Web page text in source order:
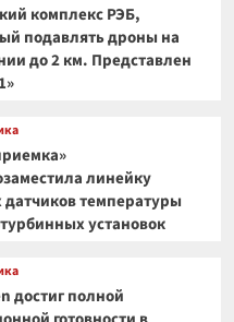
комплекс РЭБ,
подавлять дроны на
до 2 км. Представлен
линейку
датчиков температуры
установок
достиг полной